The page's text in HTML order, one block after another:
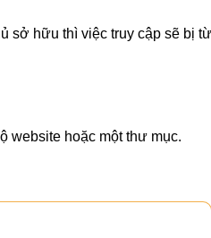
sở hữu thì việc truy cập sẽ bị từ
website hoặc một thư mục.